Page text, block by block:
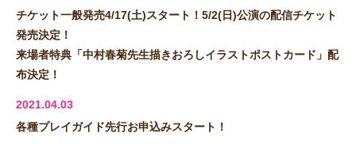
チケット一般発売4/17(土)スタート！5/2(日)公演の配信チケット
発売決定！
来場者特典「中村春菊先生描きおろしイラストポストカード」配
布決定！
2021.04.03
各種プレイガイド先行お申込みスタート！